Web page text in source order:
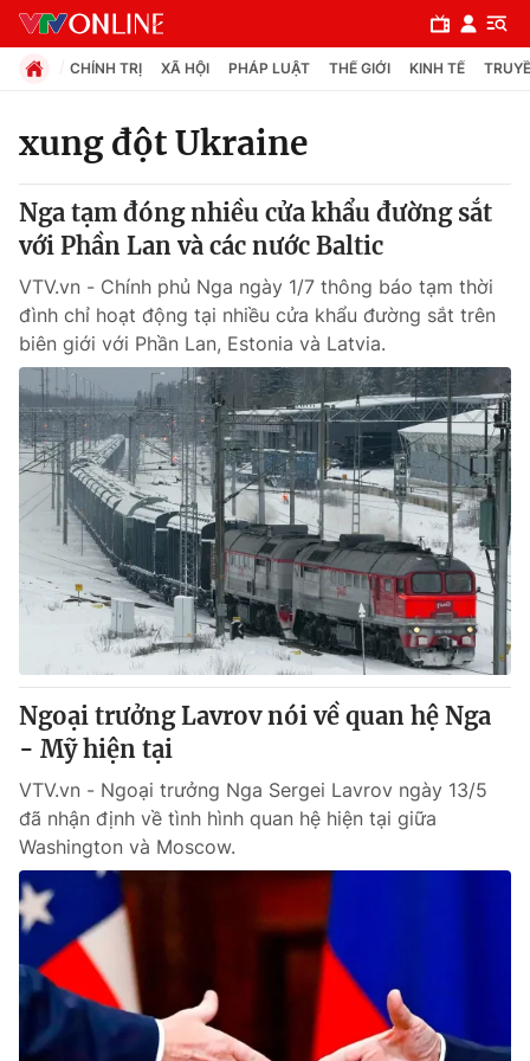
Chuyên mục
Chính trị
Xã hội
Pháp luật
Y tế
Thế giới
Tin tức
Thế giới đó đây
Câu chuyện quốc tế
Kinh tế
Tài chính
Thị trường
Góc doanh nghiệp
Dữ liệu và đời sống
Truyền hình
Phim VTV
Hậu trường
Nhân vật
Khán giả
Giải sao mai
Giải trí
Điện ảnh
Âm nhạc
Sao
Đời sống
Du lịch
Làm đẹp
Chất lượng cuộc sống
Giáo dục
Tuyển sinh
Học trực tuyến
Công nghệ
Hitech Công nghệ tương lai
CHÍNH TRỊ XÃ HỘI PHÁP LUẬT THẾ GIỚI KINH TẾ
xung đột Ukraine
Nga tạm đóng nhiều cửa khẩu đường sắt
với Phần Lan và các nước Baltic
VTV.vn - Chính phủ Nga ngày 1/7 thông báo tạm thời
đình chỉ hoạt động tại nhiều cửa khẩu đường sắt trên
biên giới với Phần Lan, Estonia và Latvia.
Ngoại trưởng Lavrov nói về quan hệ Nga
- Mỹ hiện tại
VTV.vn - Ngoại trưởng Nga Sergei Lavrov ngày 13/5
đã nhận định về tình hình quan hệ hiện tại giữa
Washington và Moscow.